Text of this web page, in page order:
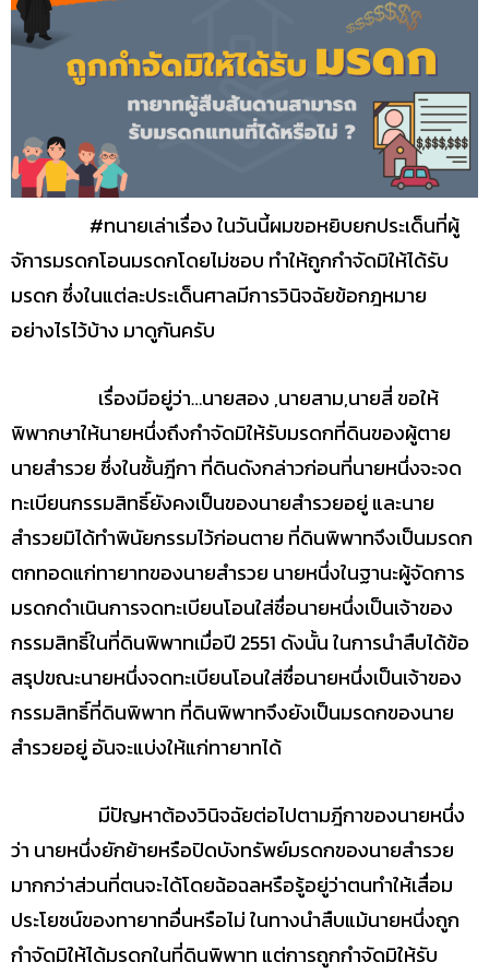
#ทนายเล่าเรื่อง ในวันนี้ผมขอหยิบยกประเด็นที่ผู้
จัการมรดกโอนมรดกโดยไม่ชอบ ทำให้ถูกกำจัดมิให้ได้รับ
มรดก ซึ่งในแต่ละประเด็นศาลมีการวินิจฉัยข้อกฎหมาย
อย่างไรไว้บ้าง มาดูกันครับ
เรื่องมีอยู่ว่า…นายสอง ,นายสาม,นายสี่ ขอให้
พิพากษาให้นายหนึ่งถึงกำจัดมิให้รับมรดกที่ดินของผู้ตาย
นายสำรวย ซึ่งในชั้นฎีกา ที่ดินดังกล่าวก่อนที่นายหนึ่งจะจด
ทะเบียนกรรมสิทธิ์ยังคงเป็นของนายสำรวยอยู่ และนาย
สำรวยมิได้ทำพินัยกรรมไว้ก่อนตาย ที่ดินพิพาทจึงเป็นมรดก
ตกทอดแก่ทายาทของนายสำรวย นายหนึ่งในฐานะผู้จัดการ
มรดกดำเนินการจดทะเบียนโอนใส่ชื่อนายหนึ่งเป็นเจ้าของ
กรรมสิทธิ์ในที่ดินพิพาทเมื่อปี 2551 ดังนั้น ในการนำสืบได้ข้อ
สรุปขณะนายหนึ่งจดทะเบียนโอนใส่ชื่อนายหนึ่งเป็นเจ้าของ
กรรมสิทธิ์ที่ดินพิพาท ที่ดินพิพาทจึงยังเป็นมรดกของนาย
สำรวยอยู่ อันจะแบ่งให้แก่ทายาทได้
มีปัญหาต้องวินิจฉัยต่อไปตามฎีกาของนายหนึ่ง
ว่า นายหนึ่งยักย้ายหรือปิดบังทรัพย์มรดกของนายสำรวย
มากกว่าส่วนที่ตนจะได้โดยฉ้อฉลหรือรู้อยู่ว่าตนทำให้เสื่อม
ประโยชน์ของทายาทอื่นหรือไม่ ในทางนำสืบแม้นายหนึ่งถูก
กำจัดมิให้ได้มรดกในที่ดินพิพาท แต่การถูกกำจัดมิให้รับ